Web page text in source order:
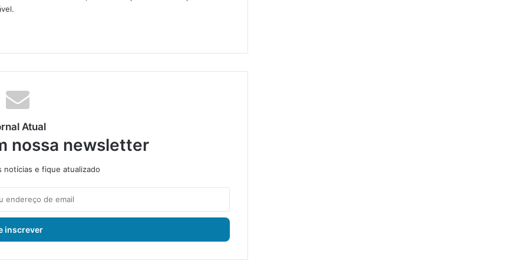
Atual
nossa newsletter
notícias e fique atualizado